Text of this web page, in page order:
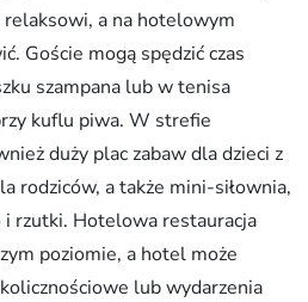
a na hotelowym
Goście mogą spędzić czas
szampana lub w tenisa
kuflu piwa. W strefie
duży plac zabaw dla dzieci z
rodziców, a także mini-siłownia,
i rzutki. Hotelowa restauracja
poziomie, a hotel może
lub wydarzenia